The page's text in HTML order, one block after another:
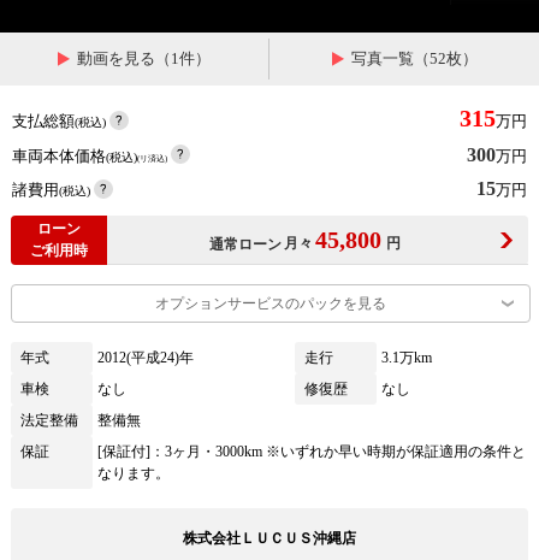
動画を見る（1件） 写真一覧（52枚）
支払総額(税込) 315万円
車両本体価格(税込)(リ済込) 300万円
諸費用(税込) 15万円
ローン
ご利用時
通常ローン 月々 45,800 円
オプションサービスのパックを見る
年式 2012(平成24)年 走行
3.1万km
車検
なし 修復歴
なし
法定整備
整備無
保証
[保証付]：3ヶ月・3000km ※いずれか早い時期が保証適用の条件と
なります。
株式会社ＬＵＣＵＳ沖縄店